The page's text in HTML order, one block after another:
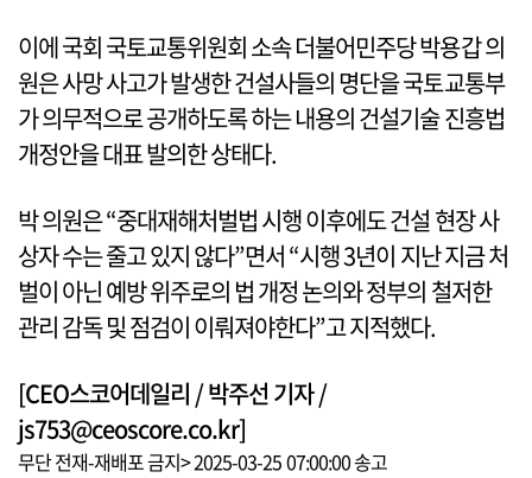
이에 국회 국토교통위원회 소속 더불어민주당 박용갑 의
원은 사망 사고가 발생한 건설사들의 명단을 국토교통부
가 의무적으로 공개하도록 하는 내용의 건설기술 진흥법
개정안을 대표 발의한 상태다.
박 의원은 “중대재해처벌법 시행 이후에도 건설 현장 사
상자 수는 줄고 있지 않다”면서 “시행 3년이 지난 지금 처
벌이 아닌 예방 위주로의 법 개정 논의와 정부의 철저한
관리 감독 및 점검이 이뤄져야한다”고 지적했다.
[CEO스코어데일리 / 박주선 기자 /
js753@ceoscore.co.kr]
무단 전재-재배포 금지> 2025-03-25 07:00:00 송고